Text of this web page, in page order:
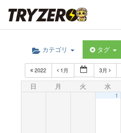
カテゴリ タグ
2022 1月 3月
日 月 火 水
1